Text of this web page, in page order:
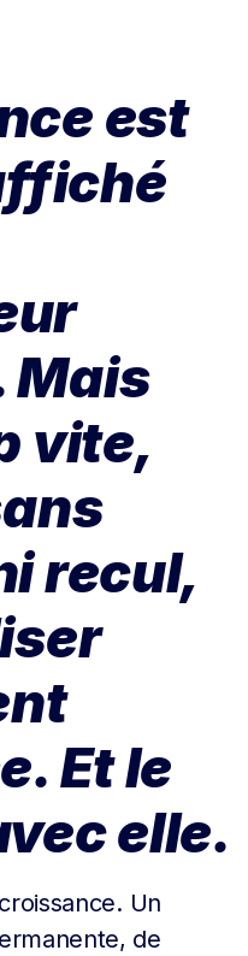
est
Mais
vite,
recul,
Et le
elle.
Un
de